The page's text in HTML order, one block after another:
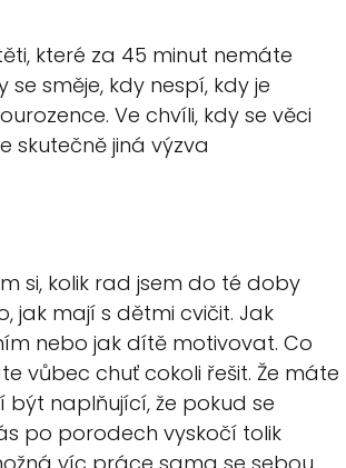
které za 45 minut nemáte
směje, kdy nespí, kdy je
Ve chvíli, kdy se věci
skutečně jiná výzva
si, kolik rad jsem do té doby
jak mají s dětmi cvičit. Jak
nebo jak dítě motivovat. Co
vůbec chuť cokoli řešit. Že máte
naplňující, že pokud se
po porodech vyskočí tolik
víc práce sama se sebou,